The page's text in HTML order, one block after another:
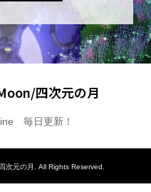
四次元の月
毎日更新！
次元の月. All Rights Reserved.